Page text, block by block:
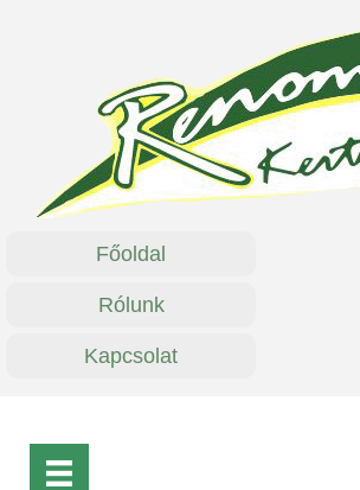
Főoldal
Rólunk
Kapcsolat